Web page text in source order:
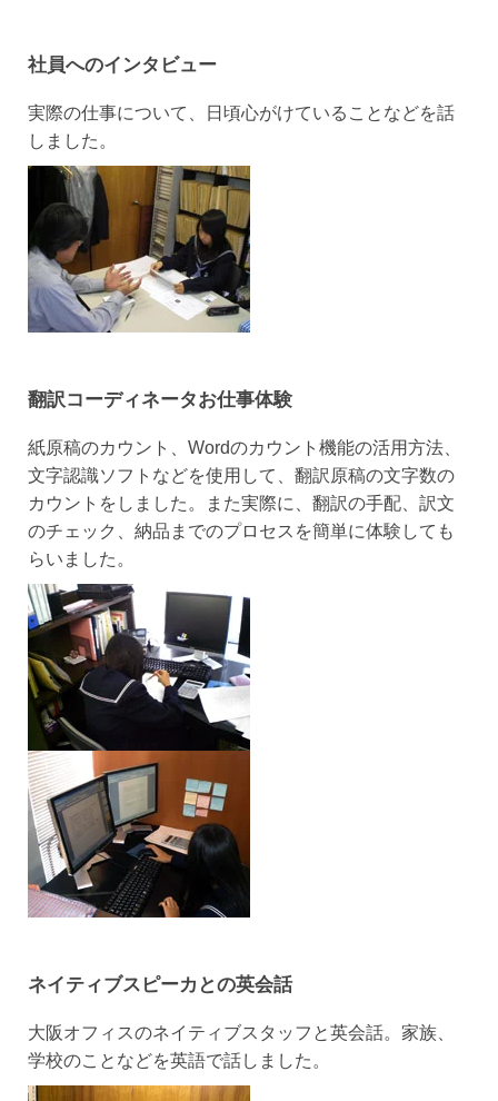
社員へのインタビュー
実際の仕事について、日頃心がけていることなどを話
しました。
翻訳コーディネータお仕事体験
紙原稿のカウント、Wordのカウント機能の活用方法、
文字認識ソフトなどを使用して、翻訳原稿の文字数の
カウントをしました。また実際に、翻訳の手配、訳文
のチェック、納品までのプロセスを簡単に体験しても
らいました。
ネイティブスピーカとの英会話
大阪オフィスのネイティブスタッフと英会話。家族、
学校のことなどを英語で話しました。